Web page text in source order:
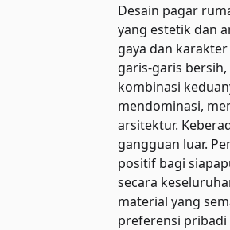
Desain pagar
yang estetik dan
gaya dan
garis-garis
kombinasi
mendominasi,
arsitektur.
gangguan luar.
positif bagi
secara
material yang
preferensi